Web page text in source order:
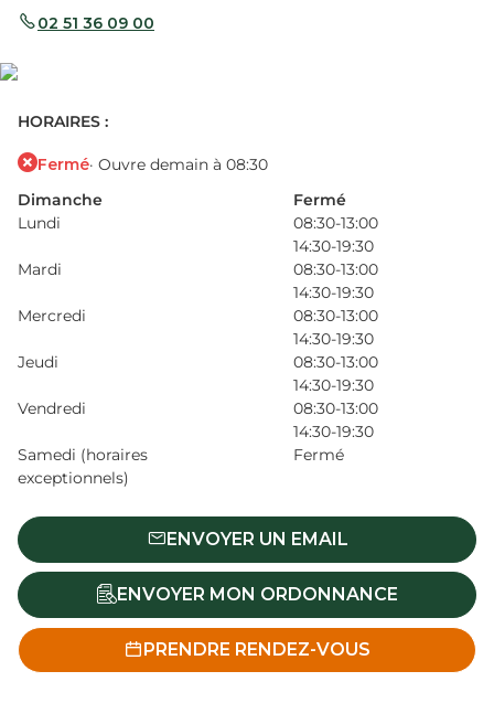
02 51 36 09 00
HORAIRES :
Fermé· Ouvre demain à 08:30
Dimanche
Fermé
Lundi
08:30-13:00
14:30-19:30
Mardi
08:30-13:00
14:30-19:30
Mercredi
08:30-13:00
14:30-19:30
Jeudi
08:30-13:00
14:30-19:30
Vendredi
08:30-13:00
14:30-19:30
Samedi (horaires
exceptionnels)
Fermé
ENVOYER UN EMAIL
ENVOYER MON ORDONNANCE
PRENDRE RENDEZ-VOUS